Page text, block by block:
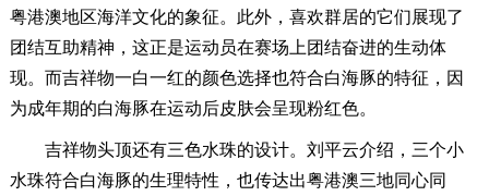
粤港澳地区海洋文化的象征。此外，喜欢群居的它们展现了
团结互助精神，这正是运动员在赛场上团结奋进的生动体
现。而吉祥物一白一红的颜色选择也符合白海豚的特征，因
为成年期的白海豚在运动后皮肤会呈现粉红色。
吉祥物头顶还有三色水珠的设计。刘平云介绍，三个小
水珠符合白海豚的生理特性，也传达出粤港澳三地同心同